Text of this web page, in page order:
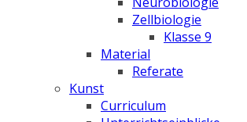
Zellbiologie
Klasse 9
Material
Referate
Kunst
Curriculum